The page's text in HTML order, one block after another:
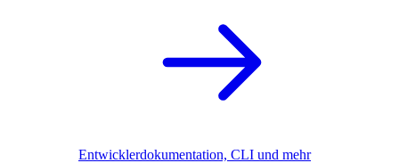
Entwicklerdokumentation, CLI und mehr